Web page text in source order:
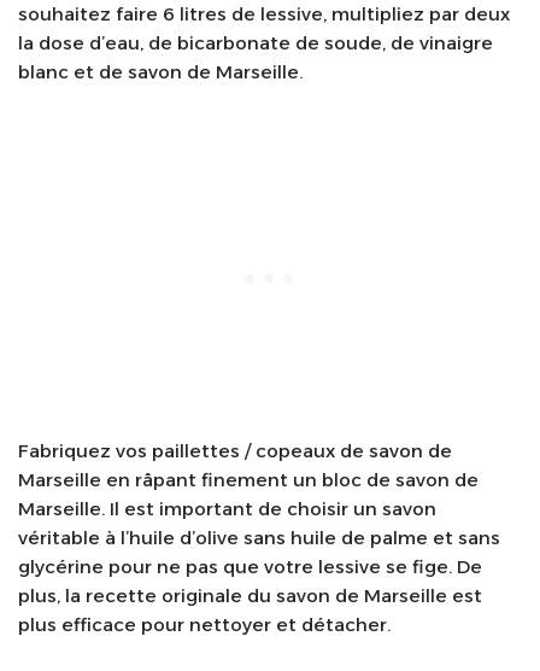
souhaitez faire 6 litres de lessive, multipliez par deux
la dose d’eau, de bicarbonate de soude, de vinaigre
blanc et de savon de Marseille.
Fabriquez vos paillettes / copeaux de savon de
Marseille en râpant finement un bloc de savon de
Marseille. Il est important de choisir un savon
véritable à l’huile d’olive sans huile de palme et sans
glycérine pour ne pas que votre lessive se fige. De
plus, la recette originale du savon de Marseille est
plus efficace pour nettoyer et détacher.